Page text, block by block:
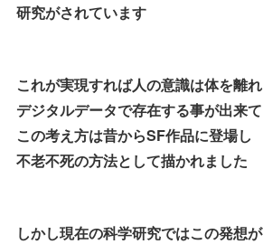
研究がされています
これが実現すれば人の意識は体を離れ
デジタルデータで存在する事が出来て
この考え方は昔からSF作品に登場し
不老不死の方法として描かれました
しかし現在の科学研究ではこの発想が